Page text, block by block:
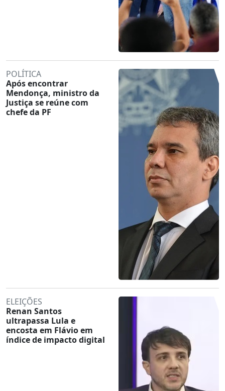
POLÍTICA
Após encontrar
Mendonça, ministro da
Justiça se reúne com
chefe da PF
ELEIÇÕES
Renan Santos
ultrapassa Lula e
encosta em Flávio em
índice de impacto digital